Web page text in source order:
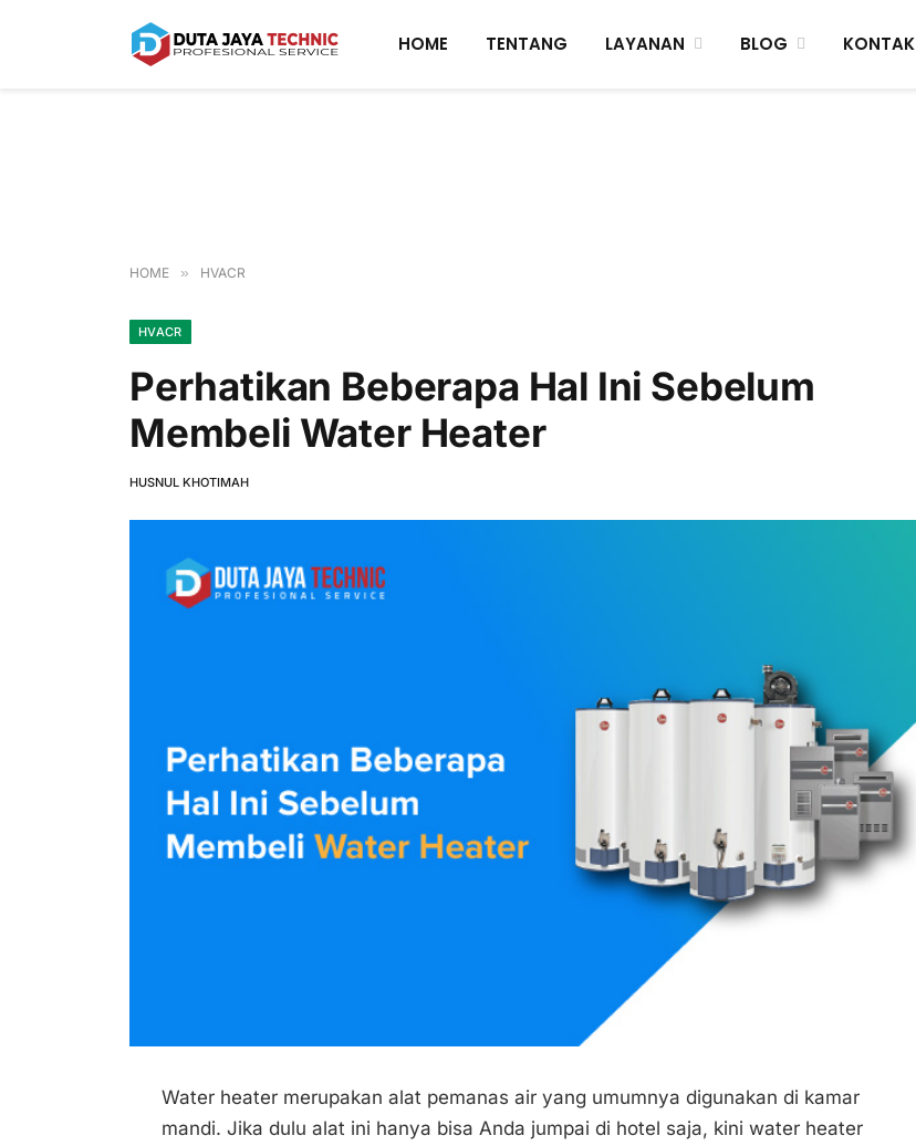
HOME TENTANG LAYANAN BLOG KONTAK
HOME » HVACR
HVACR
Perhatikan Beberapa Hal Ini Sebelum
Membeli Water Heater
HUSNUL KHOTIMAH
Water heater merupakan alat pemanas air yang umumnya digunakan di kamar
mandi. Jika dulu alat ini hanya bisa Anda jumpai di hotel saja, kini water heater